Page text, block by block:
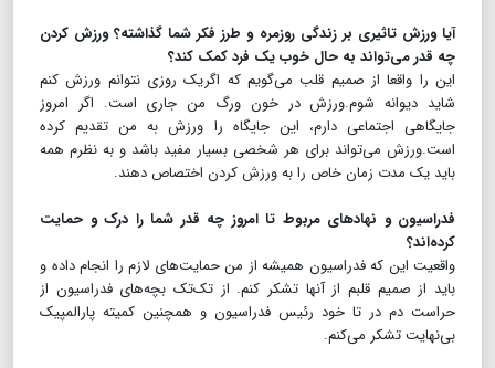
آیا ورزش تاثیری بر زندگی روزمره و طرز فکر شما گذاشته؟ ورزش کردن
چه قدر می‌تواند به حال خوب یک فرد کمک کند؟
این را واقعا از صمیم قلب می‌گویم که اگریک روزی نتوانم ورزش کنم
شاید دیوانه شوم.ورزش در خون ورگ من جاری است. اگر امروز
جایگاهی اجتماعی دارم، این جایگاه را ورزش به من تقدیم کرده
است.ورزش می‌تواند برای هر شخصی بسیار مفید باشد و به نظرم همه
باید یک مدت زمان خاص را به ورزش کردن اختصاص دهند.
فدراسیون و نهاد‌های مربوط تا امروز چه قدر شما را درک و حمایت
کرده‌اند؟
واقعیت این که فدراسیون همیشه از من حمایت‌های لازم را انجام داده و
باید از صمیم قلبم از آنها تشکر کنم. از تک‌تک بچه‌های فدراسیون از
حراست دم در تا خود رئیس فدراسیون و همچنین کمیته پارالمپیک
بی‌نهایت تشکر می‌کنم.